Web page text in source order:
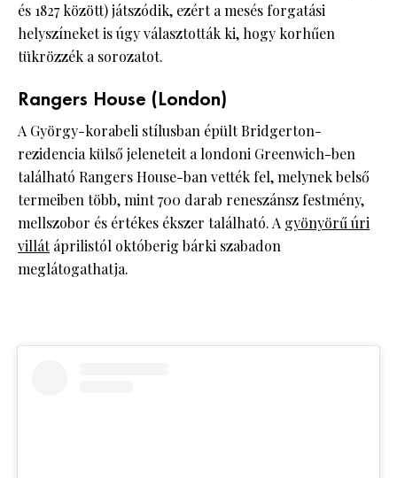
és 1827 között) játszódik, ezért a mesés forgatási
helyszíneket is úgy választották ki, hogy korhűen
tükrözzék a sorozatot.
Rangers House (London)
A György-korabeli stílusban épült Bridgerton-
rezidencia külső jeleneteit a londoni Greenwich-ben
található Rangers House-ban vették fel, melynek belső
termeiben több, mint 700 darab reneszánsz festmény,
mellszobor és értékes ékszer található. A gyönyörű úri
villátáprilistól októberig bárki szabadon
meglátogathatja.